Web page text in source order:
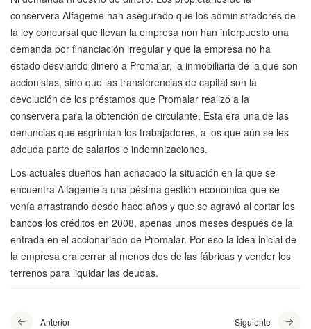
conservera Alfageme han asegurado que los administradores de
la ley concursal que llevan la empresa non han interpuesto una
demanda por financiación irregular y que la empresa no ha
estado desviando dinero a Promalar, la inmobiliaria de la que son
accionistas, sino que las transferencias de capital son la
devolución de los préstamos que Promalar realizó a la
conservera para la obtención de circulante. Esta era una de las
denuncias que esgrimían los trabajadores, a los que aún se les
adeuda parte de salarios e indemnizaciones.
Los actuales dueños han achacado la situación en la que se
encuentra Alfageme a una pésima gestión económica que se
venía arrastrando desde hace años y que se agravó al cortar los
bancos los créditos en 2008, apenas unos meses después de la
entrada en el accionariado de Promalar. Por eso la idea inicial de
la empresa era cerrar al menos dos de las fábricas y vender los
terrenos para liquidar las deudas.
Anterior Siguiente